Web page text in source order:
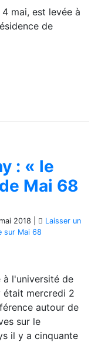
mai, est levée à
de
: « le
Mai 68
2018
Laisser un
sur Mai 68
l'université de
était mercredi 2
autour de
sur le
il y a cinquante